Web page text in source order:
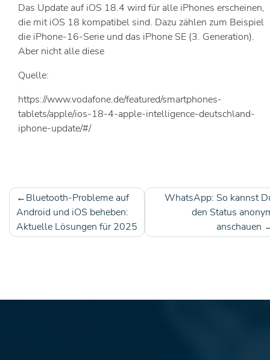
Das Update auf iOS 18.4 wird für alle iPhones erscheinen,
die mit iOS 18 kompatibel sind. Dazu zählen zum Beispiel
die iPhone-16-Serie und das iPhone SE (3. Generation).
Aber nicht alle diese
Quelle:
https://www.vodafone.de/featured/smartphones-
tablets/apple/ios-18-4-apple-intelligence-deutschland-
iphone-update/#/
Beitragsnavigation
Bluetooth-Probleme auf
Android und iOS beheben:
Aktuelle Lösungen für 2025
WhatsApp: So kannst
den Status
anschauen